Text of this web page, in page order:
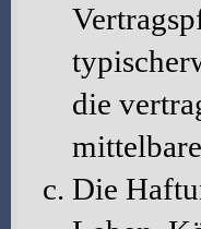
die
Die